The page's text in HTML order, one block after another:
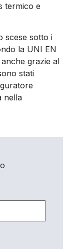
termico e
scese sotto i
la UNI EN
grazie al
stati
nella